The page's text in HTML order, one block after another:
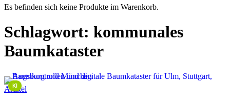
Es befinden sich keine Produkte im Warenkorb.
Schlagwort: kommunales
Baumkataster
This image is AI-generated or manipulated, disclosed under Article 50(4) of the EU AI Act.
KI
Artikel